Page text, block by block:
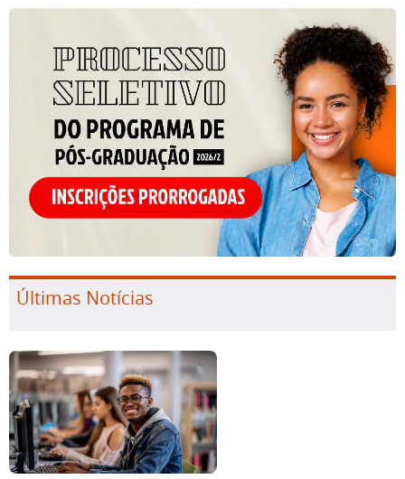
Últimas Notícias